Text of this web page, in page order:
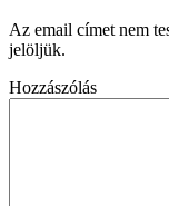
Az email címet nem
jelöljük.
Hozzászólás